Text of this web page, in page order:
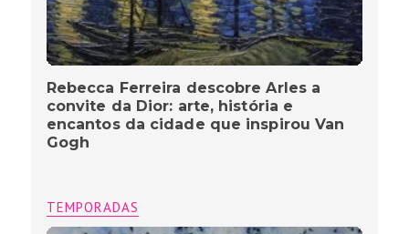
Rebecca Ferreira descobre Arles a
convite da Dior: arte, história e
encantos da cidade que inspirou Van
Gogh
TEMPORADAS